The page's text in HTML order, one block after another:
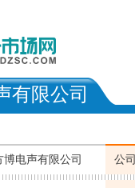
有限公司
博电声有限公司 公